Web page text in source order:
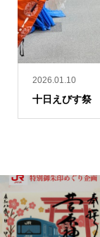
2026.01.10
十日えびす祭